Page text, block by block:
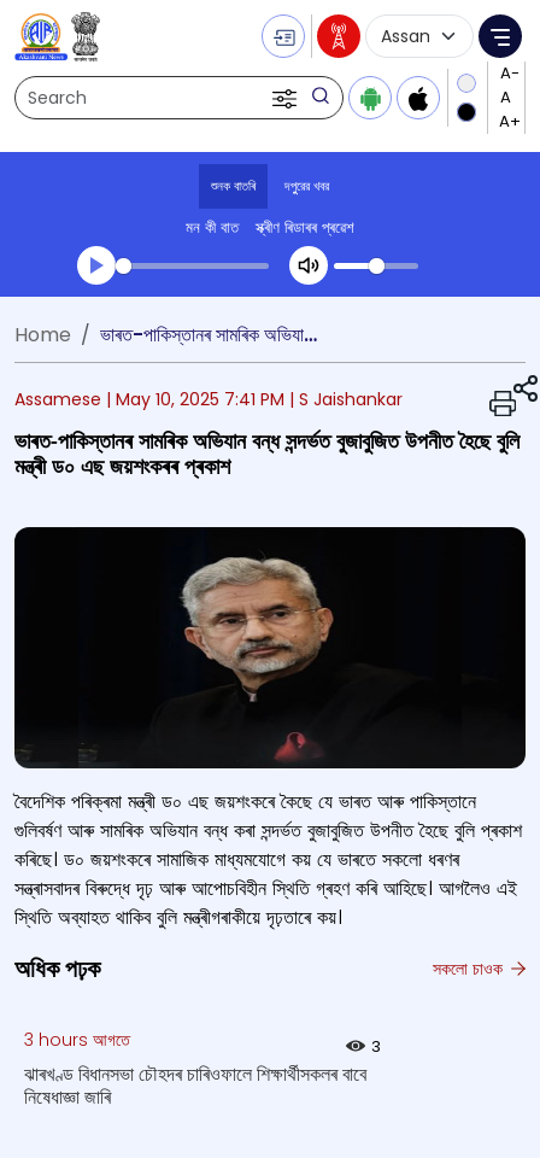
Search
Language
শুনক বাতৰি দপুুরের খবর
মন কী বাত স্ক্ৰীণ ৰিডাৰৰ প্ৰৱেশ
Transcript summary
খেলা অডিঅ' দপুুরের খবর
Home ভাৰত-পাকিস্তানৰ সামৰিক অভিযান বন্ধ সন্দৰ্ভত বুজাবুজিত উপনীত হৈছে বুলি মন্ত্ৰী ড০ এছ জয়শংকৰৰ প্ৰকাশ
Assamese | May 10, 2025 7:41 PM | S Jaishankar
ভাৰত-পাকিস্তানৰ সামৰিক অভিযান বন্ধ সন্দৰ্ভত বুজাবুজিত উপনীত হৈছে বুলি
মন্ত্ৰী ড০ এছ জয়শংকৰৰ প্ৰকাশ
বৈদেশিক পৰিক্ৰমা মন্ত্ৰী ড০ এছ জয়শংকৰে কৈছে যে ভাৰত আৰু পাকিস্তানে
গুলিবর্ষণ আৰু সামৰিক অভিযান বন্ধ কৰা সন্দৰ্ভত বুজাবুজিত উপনীত হৈছে বুলি প্ৰকাশ
কৰিছে। ড০ জয়শংকৰে সামাজিক মাধ্যমযোগে কয় যে ভাৰতে সকলো ধৰণৰ
সন্ত্ৰাসবাদৰ বিৰুদ্ধে দৃঢ় আৰু আপোচবিহীন স্থিতি গ্ৰহণ কৰি আহিছে। আগলৈও এই
স্থিতি অব্যাহত থাকিব বুলি মন্ত্ৰীগৰাকীয়ে দৃঢ়তাৰে কয়।
অধিক পঢ়ক সকলো চাওক
3 hours আগতে 3
ঝাৰখণ্ড বিধানসভা চৌহদৰ চাৰিওফালে শিক্ষার্থীসকলৰ বাবে
নিষেধাজ্ঞা জাৰি